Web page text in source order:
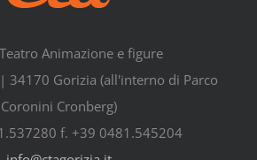
Animazione e figure
34170 Gorizia (all'interno di Parco
Coronini Cronberg)
f. +39 0481.545204